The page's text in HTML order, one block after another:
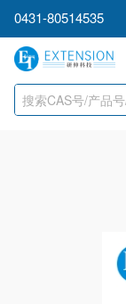
0431-80514535